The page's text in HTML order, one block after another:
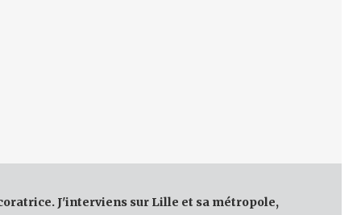
J'interviens sur Lille et sa métropole,